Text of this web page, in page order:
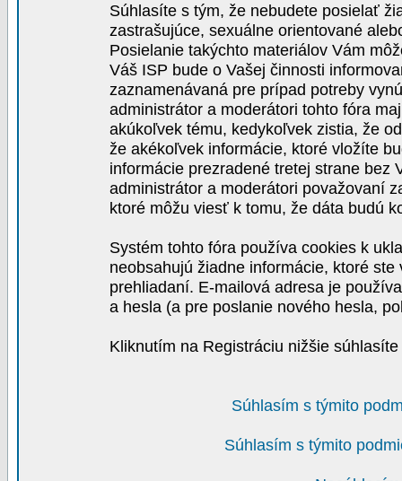
Súhlasíte s tým, že nebudete posielať
zastrašujúce, sexuálne orientované
Posielanie takýchto materiálov Vám
Váš ISP bude o Vašej činnosti
zaznamenávaná pre prípad potreby
administrátor a moderátori tohto fóra
akúkoľvek tému, kedykoľvek zistia, že
že akékoľvek informácie, ktoré vložíte
informácie prezradené tretej strane bez
administrátor a moderátori považovaní
ktoré môžu viesť k tomu, že dáta budú
Systém tohto fóra používa cookies k
neobsahujú žiadne informácie, ktoré
prehliadaní. E-mailová adresa je
a hesla (a pre poslanie nového hesla,
Kliknutím na Registráciu nižšie
Súhlasím s týmito
Súhlasím s týmito